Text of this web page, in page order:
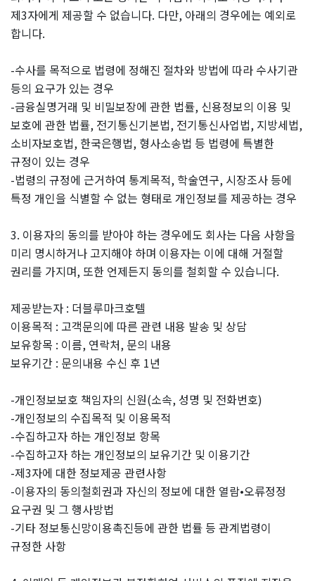
제3자에게 제공할 수 없습니다. 다만, 아래의 경우에는 예외로
합니다.
-수사를 목적으로 법령에 정해진 절차와 방법에 따라 수사기관
등의 요구가 있는 경우
-금융실명거래 및 비밀보장에 관한 법률, 신용정보의 이용 및
보호에 관한 법률, 전기통신기본법, 전기통신사업법, 지방세법,
소비자보호법, 한국은행법, 형사소송법 등 법령에 특별한
규정이 있는 경우
-법령의 규정에 근거하여 통계목적, 학술연구, 시장조사 등에
특정 개인을 식별할 수 없는 형태로 개인정보를 제공하는 경우
3. 이용자의 동의를 받아야 하는 경우에도 회사는 다음 사항을
미리 명시하거나 고지해야 하며 이용자는 이에 대해 거절할
권리를 가지며, 또한 언제든지 동의를 철회할 수 있습니다.
제공받는자 : 더블루마크호텔
이용목적 : 고객문의에 따른 관련 내용 발송 및 상담
보유항목 : 이름, 연락처, 문의 내용
보유기간 : 문의내용 수신 후 1년
-개인정보보호 책임자의 신원(소속, 성명 및 전화번호)
-개인정보의 수집목적 및 이용목적
-수집하고자 하는 개인정보 항목
-수집하고자 하는 개인정보의 보유기간 및 이용기간
-제3자에 대한 정보제공 관련사항
-이용자의 동의철회권과 자신의 정보에 대한 열람•오류정정
요구권 및 그 행사방법
-기타 정보통신망이용촉진등에 관한 법률 등 관계법령이
규정한 사항